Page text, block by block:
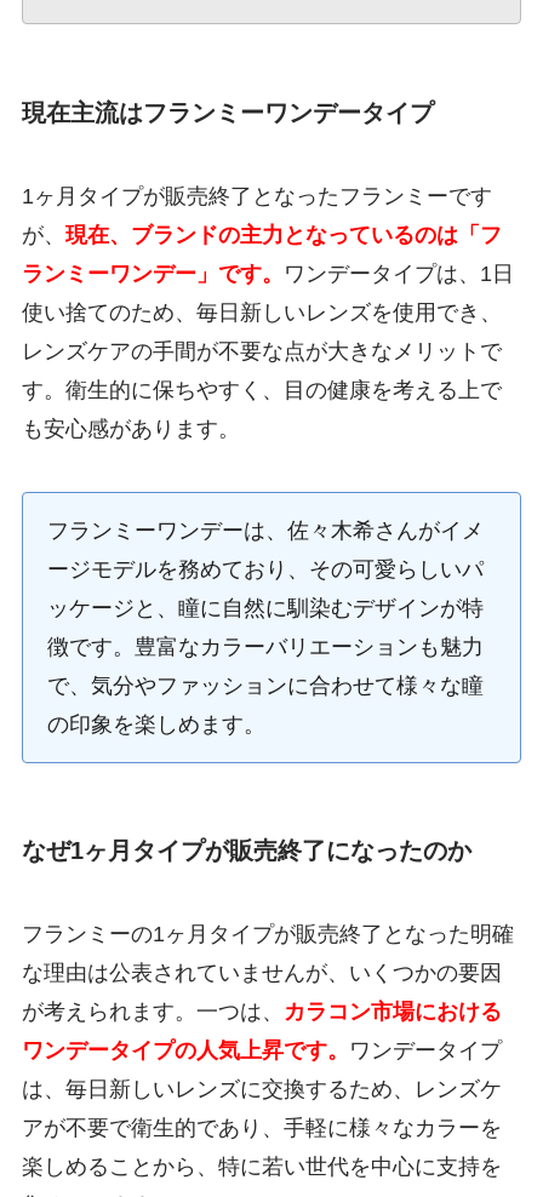
現在主流はフランミーワンデータイプ
1ヶ月タイプが販売終了となったフランミーです
が、 現在、ブランドの主力となっているのは「フ
ランミーワンデー」です。
ワンデータイプは、1日
使い捨てのため、毎日新しいレンズを使用でき、
レンズケアの手間が不要な点が大きなメリットで
す。衛生的に保ちやすく、目の健康を考える上で
も安心感があります。
フランミーワンデーは、佐々木希さんがイメ
ージモデルを務めており、その可愛らしいパ
ッケージと、瞳に自然に馴染むデザインが特
徴です。豊富なカラーバリエーションも魅力
で、気分やファッションに合わせて様々な瞳
の印象を楽しめます。
なぜ1ヶ月タイプが販売終了になったのか
フランミーの1ヶ月タイプが販売終了となった明確
な理由は公表されていませんが、いくつかの要因
が考えられます。一つは、
カラコン市場における
ワンデータイプの人気上昇です。
ワンデータイプ
は、毎日新しいレンズに交換するため、レンズケ
アが不要で衛生的であり、手軽に様々なカラーを
楽しめることから、特に若い世代を中心に支持を